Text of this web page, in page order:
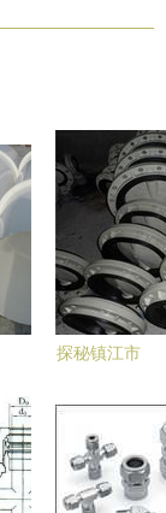
探秘镇江市
专业制造与
创新服务的